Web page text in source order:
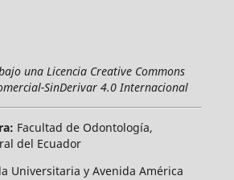
una Licencia Creative Commons
SinDerivar 4.0 Internacional
Facultad de Odontología,
del Ecuador
Universitaria y Avenida América